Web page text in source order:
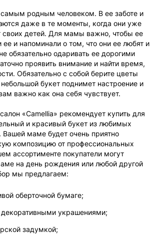
родным человеком. В ее заботе и
даже в те моменты, когда они уже
детей. Для мамы важно, чтобы ее
ее и напоминали о том, что они ее любят и
обязательно одаривать ее дорогими
проявить внимание и найти время,
Обязательно с собой берите цветы
букет поднимет настроение и
важно как она себя чувствует.
«Camellia» рекомендует купить для
и красивый букет из любимых
маме будет очень приятно
композицию от профессиональных
ассортименте покупатели могут
на день рождения или любой другой
мы предлагаем:
оберточной бумаге;
украшениями;
задумкой;